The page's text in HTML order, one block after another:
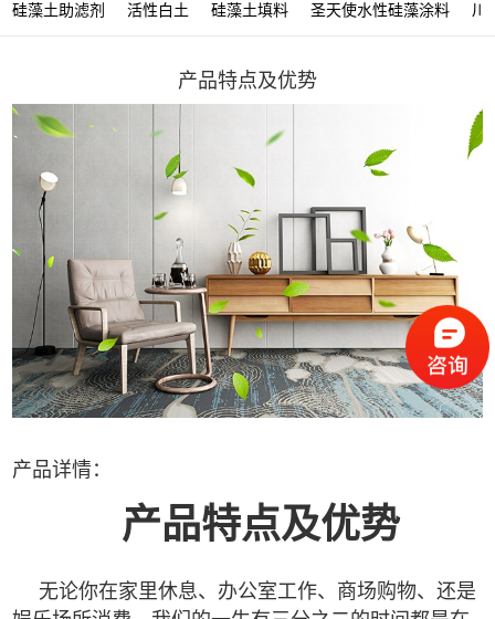
硅藻土助滤剂 活性白土 硅藻土填料 圣天使水性硅藻涂料 川
产品特点及优势
产品详情：
产品特点及优势
无论你在家里休息、办公室工作、商场购物、还是